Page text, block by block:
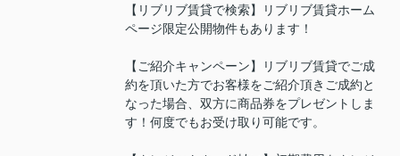
【リブリブ賃貸で検索】リブリブ賃貸ホーム
ページ限定公開物件もあります！
【ご紹介キャンペーン】リブリブ賃貸でご成
約を頂いた方でお客様をご紹介頂きご成約と
なった場合、双方に商品券をプレゼントしま
す！何度でもお受け取り可能です。